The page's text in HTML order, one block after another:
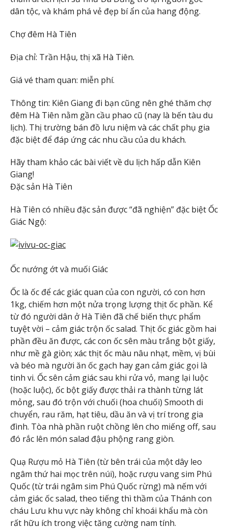
dân tộc, và khám phá vẻ đẹp bí ẩn của hang động.
Chợ đêm Hà Tiên
Địa chỉ: Trần Hậu, thị xã Hà Tiên.
Giá vé tham quan: miễn phí.
Thông tin: Kiên Giang đi bạn cũng nên ghé thăm chợ
đêm Hà Tiên nằm gần cầu phao cũ (nay là bến tàu du
lịch). Thị trường bán đồ lưu niệm và các chất phụ gia
đặc biệt để đáp ứng các nhu cầu của du khách.
Hãy tham khảo các bài viết về du lịch hấp dẫn Kiên
Giang!
Đặc sản Hà Tiên
Hà Tiên có nhiều đặc sản được “đã nghiện” đặc biệt Ốc
Giác Ngộ:
Ốc nướng ớt và muối Giác
Ốc là ốc để các giác quan của con người, có con hơn
1kg, chiếm hơn một nửa trọng lượng thịt ốc phần. Kể
từ đó người dân ở Hà Tiên đã chế biến thực phẩm
tuyệt vời – cảm giác trộn ốc salad. Thịt ốc giác gồm hai
phần đều ăn được, các con ốc sên màu trắng bột giấy,
như mề gà giòn; xác thịt ốc màu nâu nhạt, mềm, vị bùi
và béo mà người ăn ốc gạch hay gan cảm giác gọi là
tinh vi. Ốc sên cảm giác sau khi rửa vỏ, mang lại luộc
(hoặc luộc), ốc bột giấy được thải ra thành từng lát
mỏng, sau đó trộn với chuối (hoa chuối) Smooth di
chuyển, rau răm, hạt tiêu, dầu ăn và vị trí trong gia
đình. Tòa nhà phần ruột chồng lên cho miếng off, sau
đó rắc lên món salad đậu phộng rang giòn.
Quạ Rượu mỏ Hà Tiên (từ bên trái của một dây leo
ngâm thứ hai mọc trên núi), hoặc rượu vang sim Phú
Quốc (từ trái ngâm sim Phú Quốc rừng) mà nếm với
cảm giác ốc salad, theo tiếng thì thầm của Thánh con
cháu Lưu khu vực này không chỉ khoái khẩu mà còn
rất hữu ích trong việc tăng cường nam tính.